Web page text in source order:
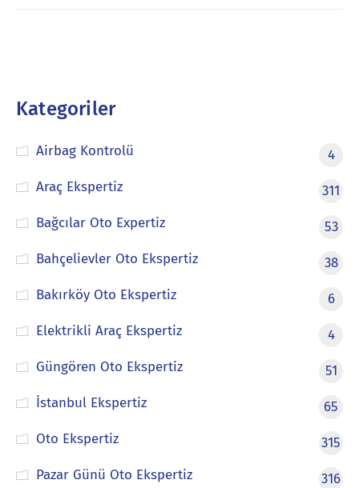
Kategoriler
Airbag Kontrolü
4
Araç Ekspertiz
311
Bağcılar Oto Expertiz
53
Bahçelievler Oto Ekspertiz
38
Bakırköy Oto Ekspertiz
6
Elektrikli Araç Ekspertiz
4
Güngören Oto Ekspertiz
51
İstanbul Ekspertiz
65
Oto Ekspertiz
315
Pazar Günü Oto Ekspertiz
316